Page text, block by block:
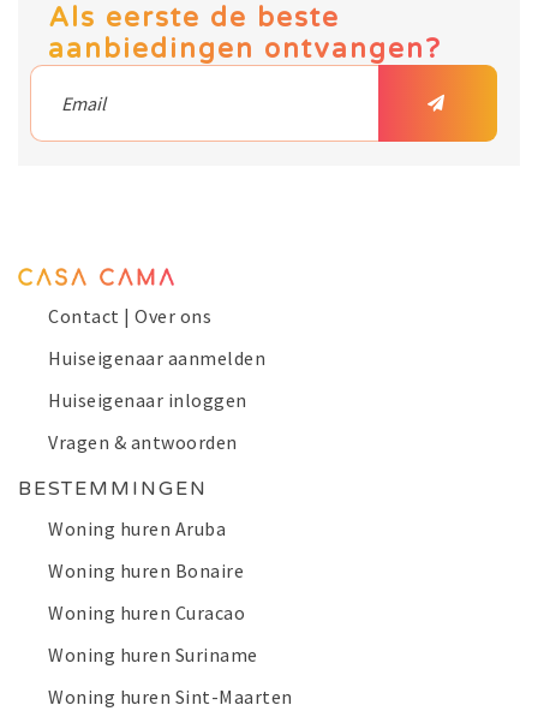
Als eerste de beste
aanbiedingen ontvangen?
Contact | Over ons
Huiseigenaar aanmelden
Huiseigenaar inloggen
Vragen & antwoorden
BESTEMMINGEN
Woning huren Aruba
Woning huren Bonaire
Woning huren Curacao
Woning huren Suriname
Woning huren Sint-Maarten